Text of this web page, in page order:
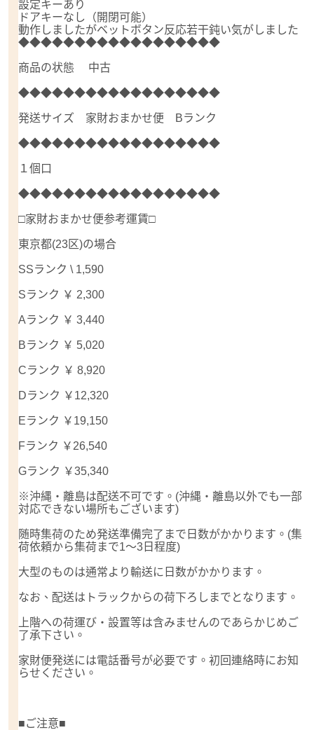
設定キーあり
ドアキーなし（開閉可能）
動作しましたがベットボタン反応若干鈍い気がしました
◆◆◆◆◆◆◆◆◆◆◆◆◆◆◆◆◆◆
商品の状態 中古
◆◆◆◆◆◆◆◆◆◆◆◆◆◆◆◆◆◆
発送サイズ 家財おまかせ便 Bランク
◆◆◆◆◆◆◆◆◆◆◆◆◆◆◆◆◆◆
１個口
◆◆◆◆◆◆◆◆◆◆◆◆◆◆◆◆◆◆
□家財おまかせ便参考運賃□
東京都(23区)の場合
SSランク \ 1,590
Sランク ￥ 2,300
Aランク ￥ 3,440
Bランク ￥ 5,020
Cランク ￥ 8,920
Dランク ￥12,320
Eランク ￥19,150
Fランク ￥26,540
Gランク ￥35,340
※沖縄・離島は配送不可です。(沖縄・離島以外でも一部
対応できない場所もございます)
随時集荷のため発送準備完了まで日数がかかります。(集
荷依頼から集荷まで1～3日程度)
大型のものは通常より輸送に日数がかかります。
なお、配送はトラックからの荷下ろしまでとなります。
上階への荷運び・設置等は含みませんのであらかじめご
了承下さい。
家財便発送には電話番号が必要です。初回連絡時にお知
らせください。
■ご注意■